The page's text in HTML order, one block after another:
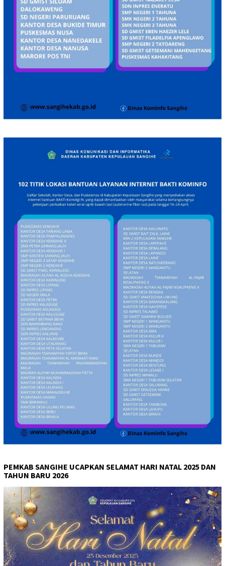
PEMKAB SANGIHE UCAPKAN SELAMAT HARI NATAL 2025 DAN
TAHUN BARU 2026